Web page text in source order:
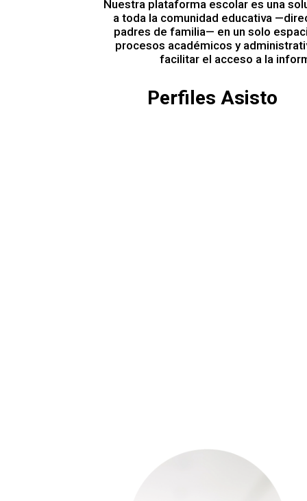
Nuestra plataforma escolar es una
a toda la comunidad educativa
padres de familia— en un solo
procesos académicos y
facilitar el acceso a la
Perfiles Asisto